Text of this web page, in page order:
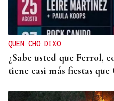
Ivanna, una historia de
que demuestra que no
QUEN CHO DIXO
¿Sabe usted que Ferrol,
tiene casi más fiestas que